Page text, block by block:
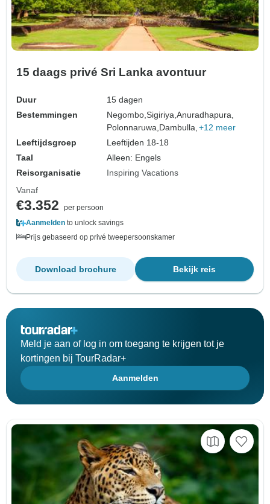
15 daags privé Sri Lanka avontuur
Duur
15 dagen
Bestemmingen
Negombo,Sigiriya,Anuradhapura,
Polonnaruwa, Dambulla, +12 meer
Leeftijdsgroep
Leeftijden 18-18
Taal
Alleen: Engels
Reisorganisatie
Inspiring Vacations
Vanaf
€3.352
per persoon
Aanmelden to unlock savings
Prijs gebaseerd op privé tweepersoonskamer
Bekijk reis
Download brochure
Meld je aan of log in om toegang te krijgen tot je
kortingen bij TourRadar+
Aanmelden